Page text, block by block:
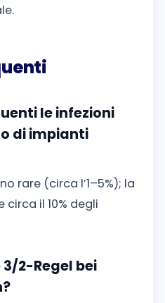
le infezioni
di impianti
rare (circa l’1–5%); la
il 10% degli
2-Regel bei